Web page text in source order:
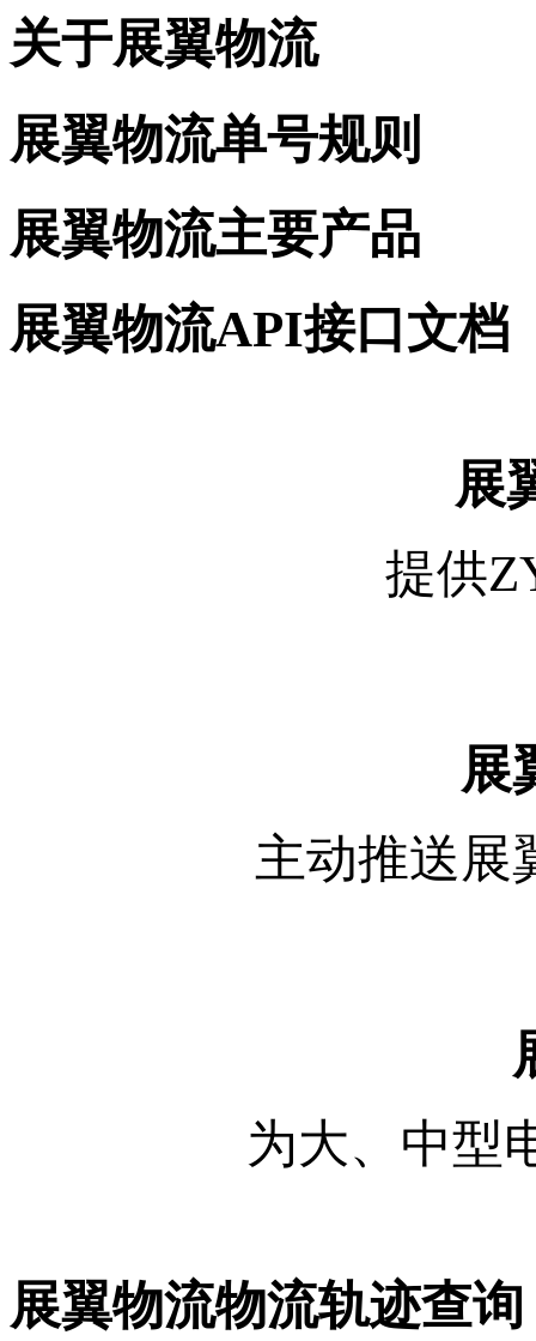
关于展翼物流
展翼物流单号规则
展翼物流主要产品
展翼物流API接口文档
展
提供
展
主动推送展
为大、中型
展翼物流物流轨迹查询